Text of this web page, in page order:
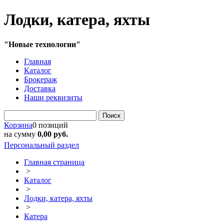
Лодки, катера, яхты
"Новые технологии"
Главная
Каталог
Брокераж
Доставка
Наши реквизиты
Поиск
Корзина0 позиций
на сумму 0,00 руб.
Персональный раздел
Главная страница
>
Каталог
>
Лодки, катера, яхты
>
Катера